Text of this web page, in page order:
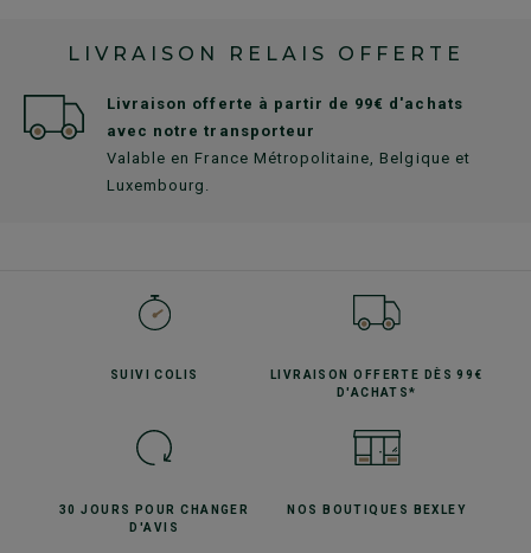
LIVRAISON RELAIS OFFERTE
Livraison offerte à partir de 99€ d'achats
avec notre transporteur
Valable en France Métropolitaine, Belgique et
Luxembourg.
SUIVICOLIS LIVRAISON OFFERTE
DÈS 99€
D'ACHATS*
30 JOURS POURCHANGER
D'AVIS
NOS BOUTIQUES BEXLEY